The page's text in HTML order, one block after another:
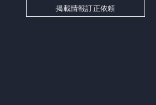
掲載情報訂正依頼